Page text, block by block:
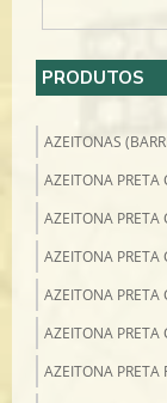
PRODUTOS
AZEITONAS
AZEITONA
AZEITONA
AZEITONA
AZEITONA
AZEITONA PRETA
AZEITONA PRETA